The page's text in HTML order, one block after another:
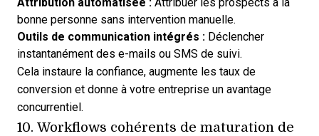
Attribution automatisée : Attribuer les prospects à la
bonne personne sans intervention manuelle.
Outils de communication intégrés : Déclencher
instantanément des e-mails ou SMS de suivi.
Cela instaure la confiance, augmente les taux de
conversion et donne à votre entreprise un avantage
concurrentiel.
10. Workflows cohérents de maturation de